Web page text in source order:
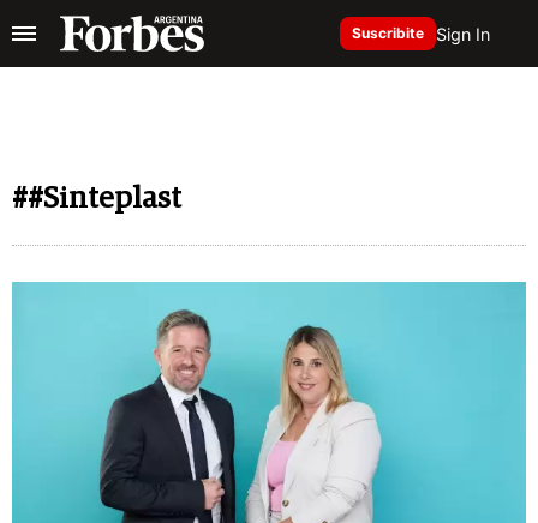
Suscribite Sign In
##Sinteplast